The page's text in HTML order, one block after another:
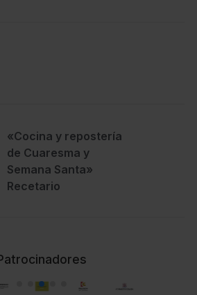
«Cocina y repostería
de Cuaresma y
Semana Santa»
Recetario